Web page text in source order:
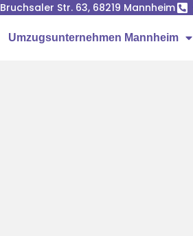
Bruchsaler Str. 63, 68219 Mannheim
Umzugsunternehmen Mannheim